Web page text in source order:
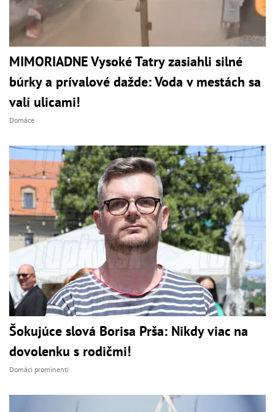
MIMORIADNE Vysoké Tatry zasiahli silné
búrky a prívalové dažde: Voda v mestách sa
valí ulicami!
Domáce
Šokujúce slová Borisa Prša: Nikdy viac na
dovolenku s rodičmi!
Domáci prominenti